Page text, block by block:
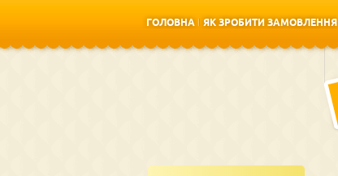
ГОЛОВНА
ЯК ЗРОБИТИ ЗАМОВЛЕННЯ